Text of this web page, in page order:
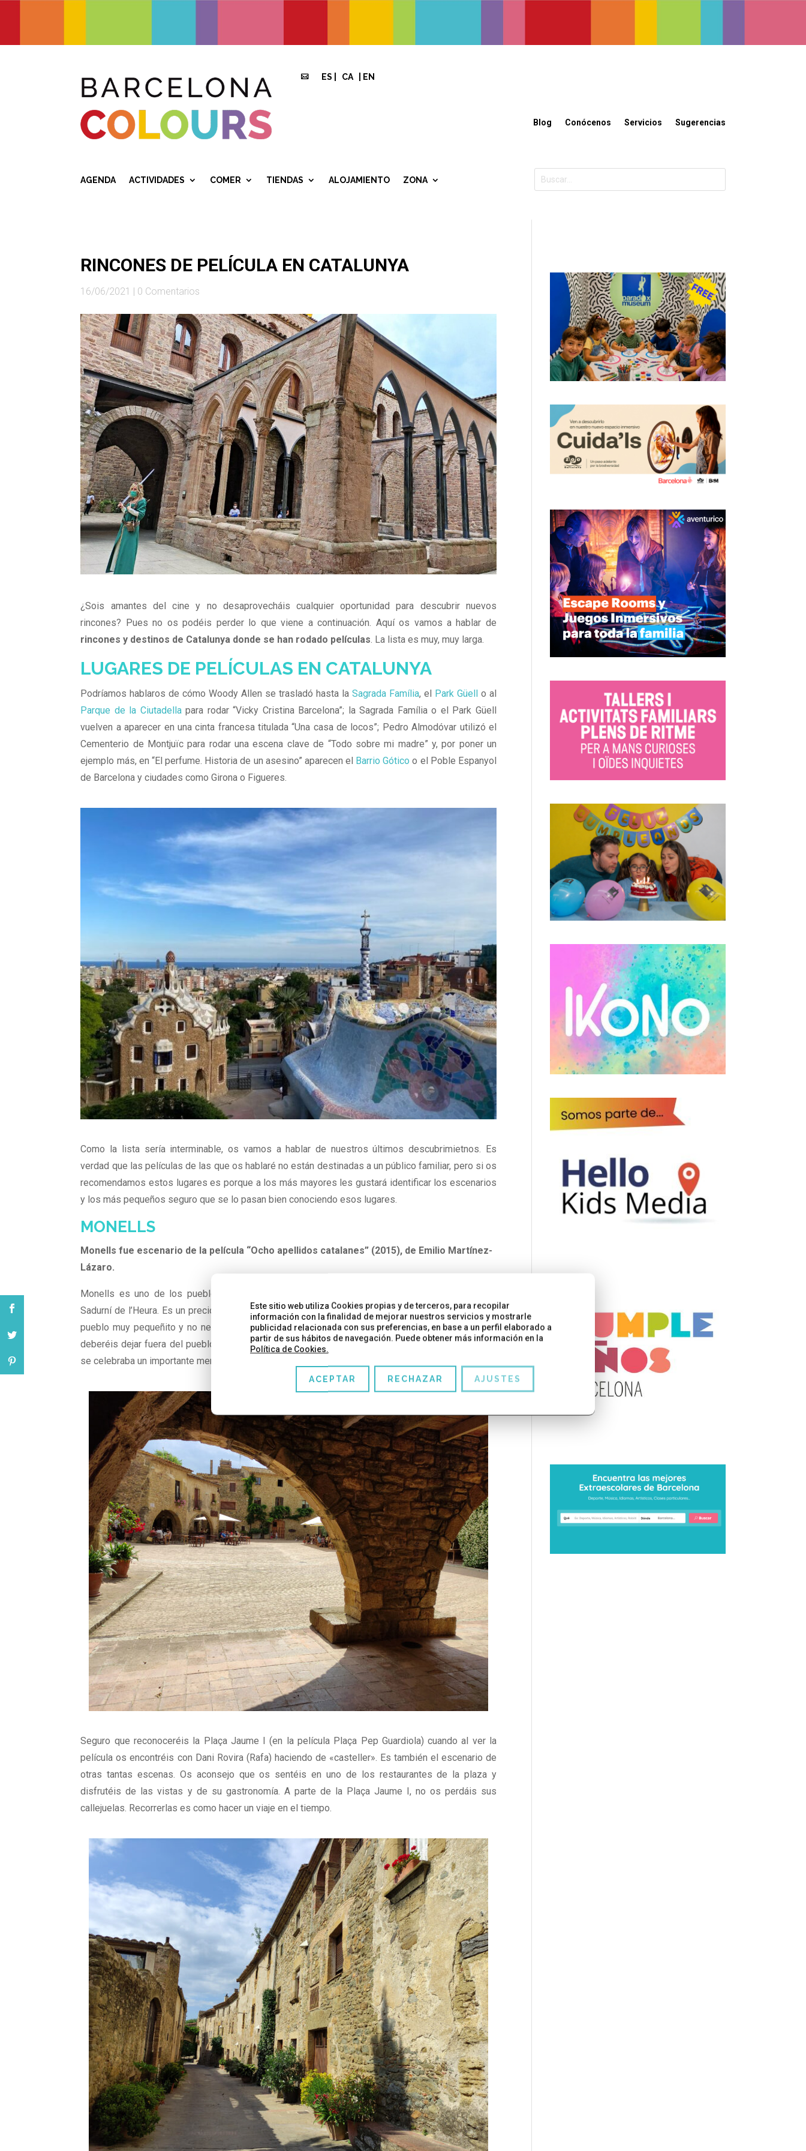
 ES CA EN
Blog Conócenos Servicios Sugerencias
AGENDA ACTIVIDADES COMER TIENDAS ALOJAMIENTO ZONA
RINCONES DE PELÍCULA EN CATALUNYA
16/06/2021 | 0 Comentarios
¿Sois amantes del cine y no desaprovecháis cualquier oportunidad para descubrir nuevos
rincones? Pues no os podéis perder lo que viene a continuación. Aquí os vamos a hablar de
rincones y destinos de Catalunya donde se han rodado películas . La lista es muy, muy larga.
LUGARES DE PELÍCULAS EN CATALUNYA
Podríamos hablaros de cómo Woody Allen se trasladó hasta laSagrada Família, el Park Güello al
Parque de la Ciutadellapara rodar “Vicky Cristina Barcelona”; la Sagrada Família o el Park Güell
vuelven a aparecer en una cinta francesa titulada “Una casa de locos”; Pedro Almodóvar utilizó el
Cementerio de Montjuïc para rodar una escena clave de “Todo sobre mi madre” y, por poner un
ejemplo más, en “El perfume. Historia de un asesino” aparecen el Barrio Gótico o el Poble Espanyol
de Barcelona y ciudades como Girona o Figueres.
Como la lista sería interminable, os vamos a hablar de nuestros últimos descubrimietnos. Es
verdad que las películas de las que os hablaré no están destinadas a un público familiar, pero si os
recomendamos estos lugares es porque a los más mayores les gustará identificar los escenarios
y los más pequeños seguro que se lo pasan bien conociendo esos lugares.
MONELLS
Monells fue escenario de la película “Ocho apellidos catalanes” (2015), de Emilio Martínez-
Lázaro.
Monells es uno de los pueblos que integran el término municipal de Cruïlles, Monells y Sant
Sadurní de l’Heura. Es un precioso pueblo medieval que pertenece al Baix Empordà (Girona). Es un
pueblo muy pequeñito y no necesitaréis de mucho tiempo para recorrerlo (por cierto, el coche lo
deberéis dejar fuera del pueblo). El centro neurálgico es la Plaça Jaume I, en la que antiguamente
se celebraba un importante mercado de cereales y ganado.
Seguro que reconoceréis la Plaça Jaume I (en la película Plaça Pep Guardiola) cuando al ver la
película os encontréis con Dani Rovira (Rafa) haciendo de «casteller». Es también el escenario de
otras tantas escenas. Os aconsejo que os sentéis en uno de los restaurantes de la plaza y
disfrutéis de las vistas y de su gastronomía. A parte de la Plaça Jaume I, no os perdáis sus
callejuelas. Recorrerlas es como hacer un viaje en el tiempo.
Este sitio web utiliza Cookies propias y de terceros, para recopilar
información con la finalidad de mejorar nuestros servicios y mostrarle
publicidad relacionada con sus preferencias, en base a un perfil elaborado a
partir de sus hábitos de navegación. Puede obtener más información en la
Política de Cookies.
ACEPTAR RECHAZAR AJUSTES